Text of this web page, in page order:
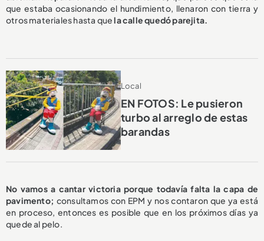
que estaba ocasionando el hundimiento, llenaron con tierra y
otros materiales hasta quela calle quedó parejita.
Local
EN FOTOS: Le pusieron
turbo al arreglo de estas
barandas
No vamos a cantar victoria porque todavía falta la capa de
pavimento; consultamos con EPM y nos contaron que ya está
en proceso, entonces es posible que en los próximos días ya
quede al pelo.